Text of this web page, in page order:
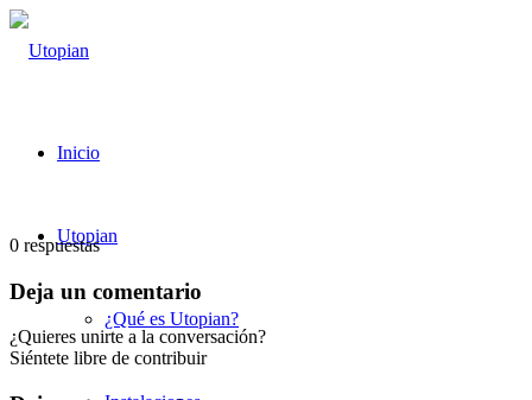
Inicio
Utopian
¿Qué es Utopian?
0 respuestas
Deja un comentario
¿Quieres unirte a la conversación?
Siéntete libre de contribuir